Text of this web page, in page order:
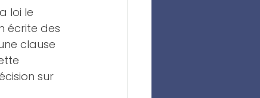
loi le
écrite des
clause
sur